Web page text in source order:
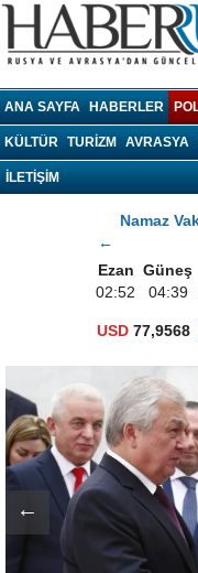
ANA SAYFA HABERLER
KÜLTÜR TURIZM AVRASYA
İLETİŞİM
Namaz
←
Ezan Güneş
02:52
04:39
USD 77,9568
←